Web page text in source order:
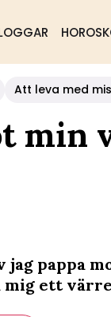
Att leva med
min
pappa
mig ett